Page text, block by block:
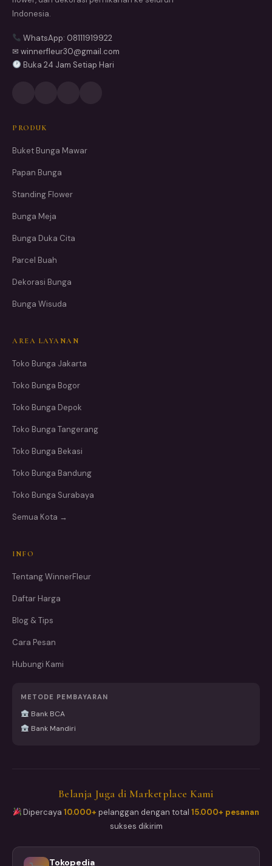
Indonesia.
WhatsApp: 08111919922
✉ winnerfleur30@gmail.com
Buka 24 Jam Setiap Hari
PRODUK
Buket Bunga Mawar
Papan Bunga
Standing Flower
Bunga Meja
Bunga Duka Cita
Parcel Buah
Dekorasi Bunga
Bunga Wisuda
AREA LAYANAN
Toko Bunga Jakarta
Toko Bunga Bogor
Toko Bunga Depok
Toko Bunga Tangerang
Toko Bunga Bekasi
Toko Bunga Bandung
Toko Bunga Surabaya
Semua Kota →
INFO
Tentang WinnerFleur
Daftar Harga
Blog & Tips
Cara Pesan
Hubungi Kami
METODE PEMBAYARAN
Bank BCA
Bank Mandiri
Belanja Juga di Marketplace Kami
Dipercaya10.000+ pelanggan dengan total15.000+ pesanan
sukses dikirim
Tokopedia